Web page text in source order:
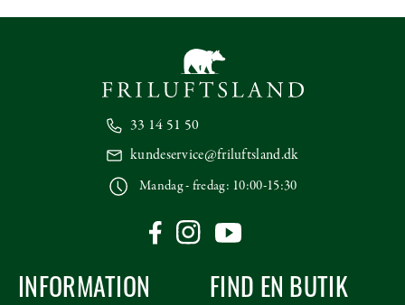
33 14 51 50
kundeservice@friluftsland.dk
Mandag - fredag: 10:00-15:30
INFORMATION FIND EN BUTIK